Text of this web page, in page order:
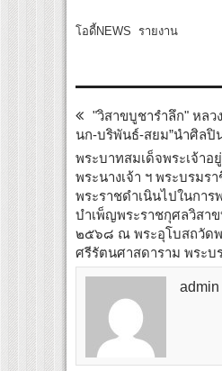
โอดี้NEWS รายงาน
"วิสาขบูชารำลึก" หล
นก-บริพันธ์-สยม”นำศิลปิ
พระบาทสมเด็จพระเจ้าอ
พระนางเจ้า ฯ พระบรมร
พระราชดำเนินไปในการ
บำเพ็ญพระราชกุศลวิสา
๒๕๖๘ ณ พระอุโบสถวัด
ศรีรัตนศาสดาราม พระบ
admin